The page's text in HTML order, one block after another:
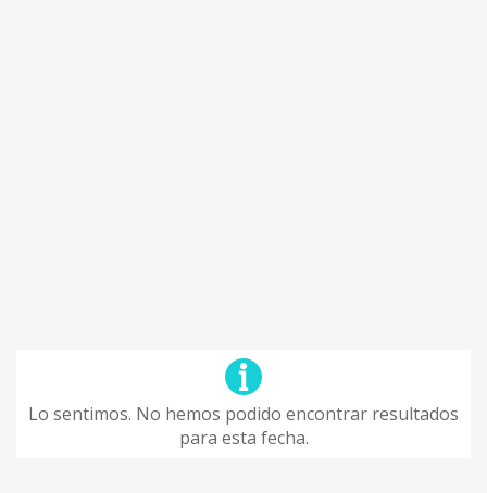
Lo sentimos. No hemos podido encontrar resultados
para esta fecha.